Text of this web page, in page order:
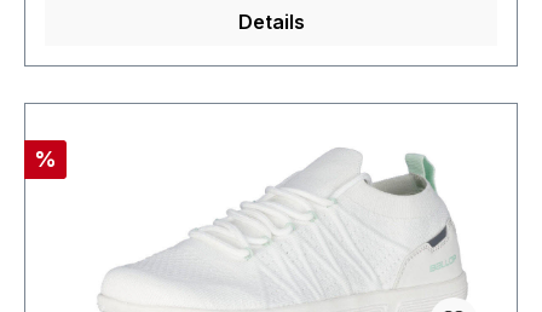
Details
Rabatt
%